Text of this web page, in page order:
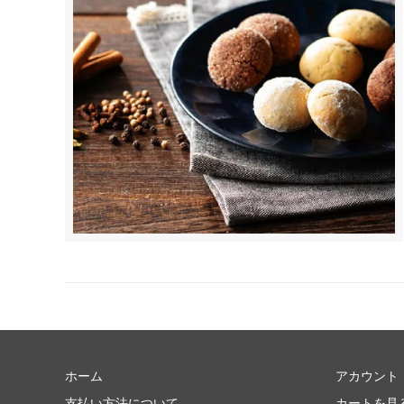
ホーム
アカウント